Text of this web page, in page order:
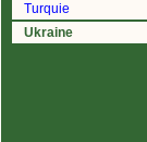
Turquie
Ukraine